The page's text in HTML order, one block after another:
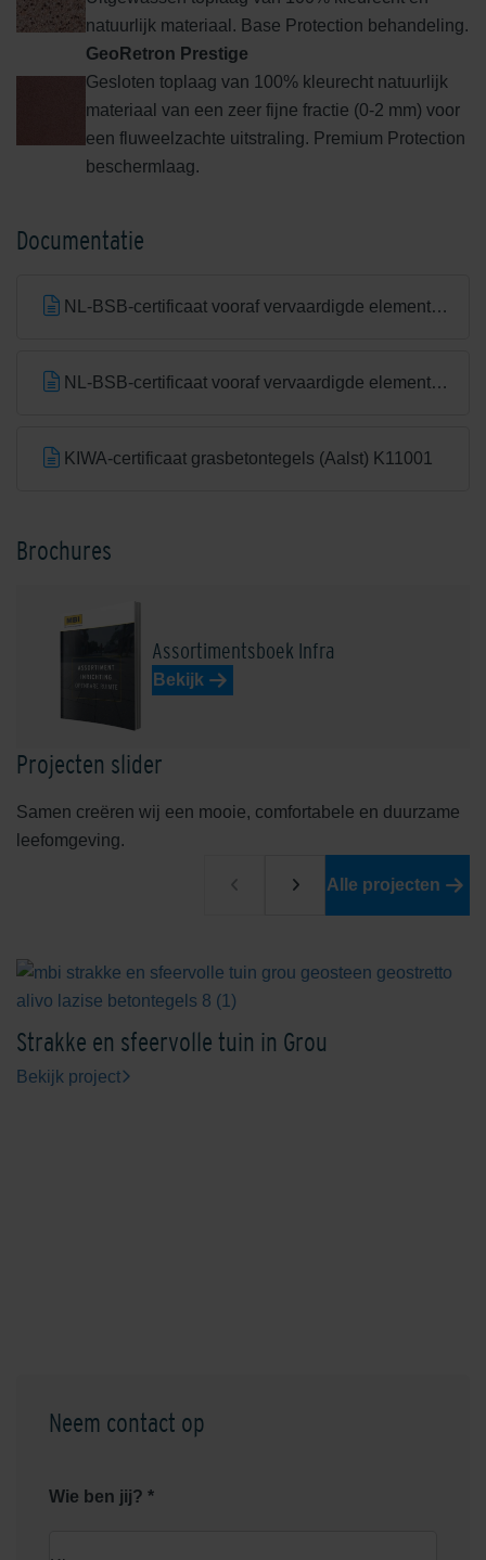
natuurlijk materiaal. Base Protection behandeling.
GeoRetron Prestige
Gesloten toplaag van 100% kleurecht natuurlijk
materiaal van een zeer fijne fractie (0-2 mm) voor
een fluweelzachte uitstraling. Premium Protection
beschermlaag.
Documentatie
NL-BSB-certificaat vooraf vervaardigde elementen van beton
NL-BSB-certificaat vooraf vervaardigde elementen van beton (Aalst) K20305
KIWA-certificaat grasbetontegels (Aalst) K11001
Brochures
Assortimentsboek Infra
Bekijk
Projecten slider
Samen creëren wij een mooie, comfortabele en duurzame
leefomgeving.
Alle projecten
Strakke en sfeervolle tuin in Grou
Bekijk project
Neem contact op
Wie ben jij? *